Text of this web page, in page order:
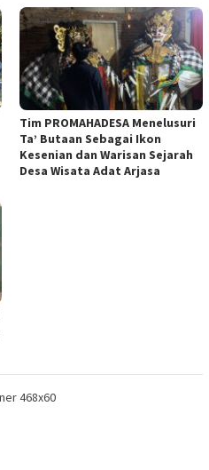
Tim PROMAHADESA Menelusuri
Ta’ Butaan Sebagai Ikon
Kesenian dan Warisan Sejarah
Desa Wisata Adat Arjasa